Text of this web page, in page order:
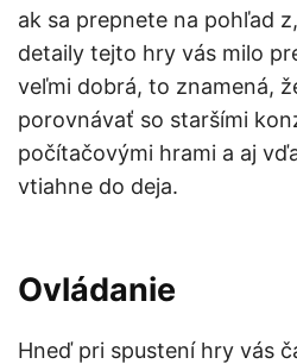
ak sa prepnete na pohľad
detaily tejto hry vás milo
veľmi dobrá, to znamená,
porovnávať so staršími
počítačovými hrami a aj
vtiahne do deja.
Ovládanie
Hneď pri spustení hry vás